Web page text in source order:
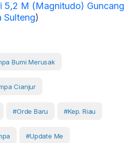
5,2 M (Magnitudo) Guncang
Sulteng)
Bumi Merusak
Cianjur
#Orde Baru #Kep. Riau
#Update Me